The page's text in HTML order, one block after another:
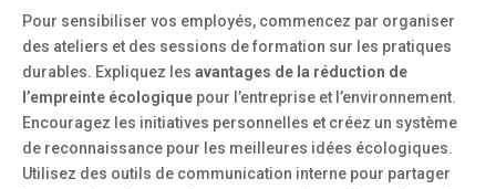
Pour sensibiliser vos employés, commencez par organiser
des ateliers et des sessions de formation sur les pratiques
durables. Expliquez les avantages de la réduction de
l’empreinte écologique pour l’entreprise et l’environnement.
Encouragez les initiatives personnelles et créez un système
de reconnaissance pour les meilleures idées écologiques.
Utilisez des outils de communication interne pour partager